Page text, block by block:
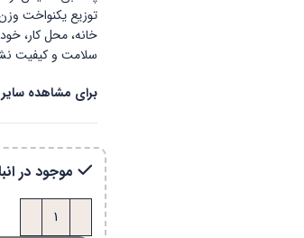
توزیع یکنواخت
خانه، محل کار،
سلامت و کیفیت
برای مشاهده
موجود در